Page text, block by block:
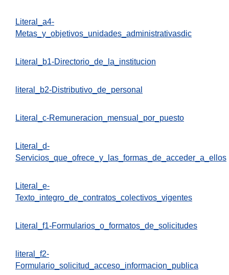
Literal_a4-
Metas_y_objetivos_unidades_administrativasdic
Literal_b1-Directorio_de_la_institucion
literal_b2-Distributivo_de_personal
Literal_c-Remuneracion_mensual_por_puesto
Literal_d-
Servicios_que_ofrece_y_las_formas_de_acceder_a_ellos
Literal_e-
Texto_integro_de_contratos_colectivos_vigentes
Literal_f1-Formularios_o_formatos_de_solicitudes
literal_f2-
Formulario_solicitud_acceso_informacion_publica